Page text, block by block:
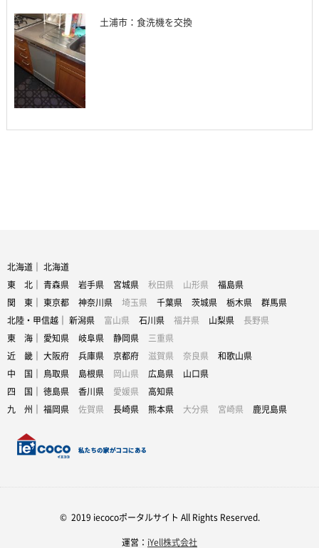
土浦市：食洗機を交換
北海道｜ 北海道
東 北｜ 青森県 岩手県 宮城県 秋田県 山形県 福島県
関 東｜ 東京都 神奈川県 埼玉県 千葉県 茨城県 栃木県 群馬県
北陸・甲信越｜ 新潟県 富山県 石川県 福井県 山梨県 長野県
東 海｜ 愛知県 岐阜県 静岡県 三重県
近 畿｜ 大阪府 兵庫県 京都府 滋賀県 奈良県 和歌山県
中 国｜ 鳥取県 島根県 岡山県 広島県 山口県
四 国｜ 徳島県 香川県 愛媛県 高知県
九 州｜ 福岡県 佐賀県 長崎県 熊本県 大分県 宮崎県 鹿児島県
© 2019 iecocoポータルサイト All Rights Reserved.
運営： iYell株式会社